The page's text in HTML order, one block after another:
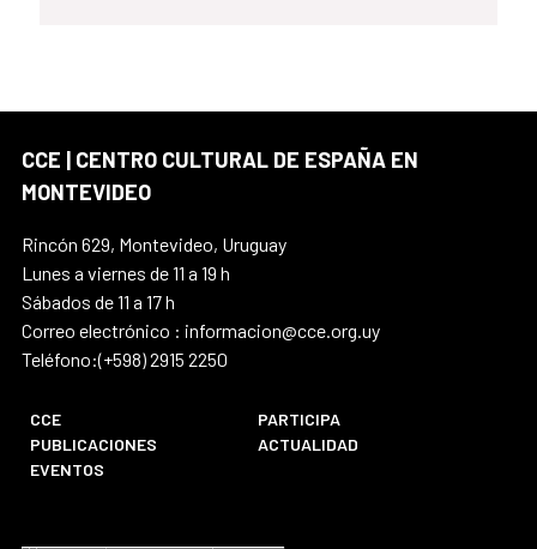
CCE | CENTRO CULTURAL DE ESPAÑA EN
MONTEVIDEO
Rincón 629, Montevideo, Uruguay
Lunes a viernes de 11 a 19 h
Sábados de 11 a 17 h
Correo electrónico : informacion@cce.org.uy
Teléfono:(+598) 2915 2250
CCE
PARTICIPA
PUBLICACIONES
ACTUALIDAD
EVENTOS